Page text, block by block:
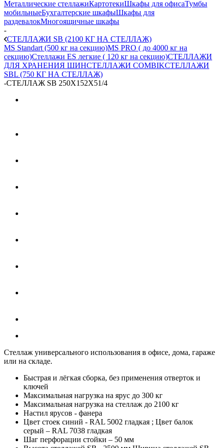
Металлические стеллажиКартотекиШкафы для офисаТумбы
мобильныеБухгалтерские шкафыШкафы для
раздевалокМногоящичные шкафы
-
СТЕЛЛАЖИ SB (2100 КГ НА СТЕЛЛАЖ)
MS Standart (500 кг на секцию)MS PRO ( до 4000 кг на
секцию)Стеллажи ES легкие ( 120 кг на секцию)СТЕЛЛАЖИ
ДЛЯ ХРАНЕНИЯ ШИНСТЕЛЛАЖИ COMBIKСТЕЛЛАЖИ
SBL (750 КГ НА СТЕЛЛАЖ)
-СТЕЛЛАЖ SB 250X152X51/4
Стеллаж универсального использования в офисе, дома, гараже
или на складе.
Быстрая и лёгкая сборка, без применения отверток и
ключей
Максимальная нагрузка на ярус до 300 кг
Максимальная нагрузка на стеллаж до 2100 кг
Настил ярусов - фанера
Цвет стоек синий - RAL 5002 гладкая ; Цвет балок
серый – RAL 7038 гладкая
Шаг перфорации стойки – 50 мм